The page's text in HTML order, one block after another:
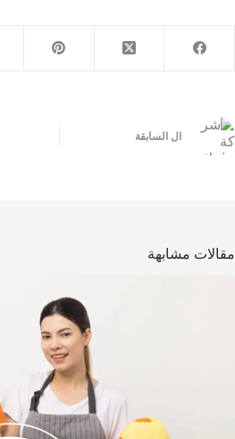
ال السابقة
مقالات مشابهة